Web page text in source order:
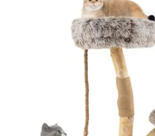
Aménagement intérieurBureau
Mobilier Multifonctions